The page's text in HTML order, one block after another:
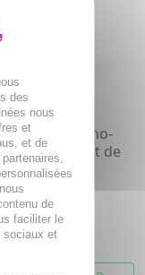
amino-
- Calcium pot de
Vitamine D3,
K2
des
nous
et
et de
de
faciliter le
sociaux et